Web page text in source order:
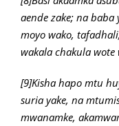
aende zake; na baba
moyo wako,
wakala chakula wote
[9]Kisha hapo mtu
suria yake, na
mwanamke,